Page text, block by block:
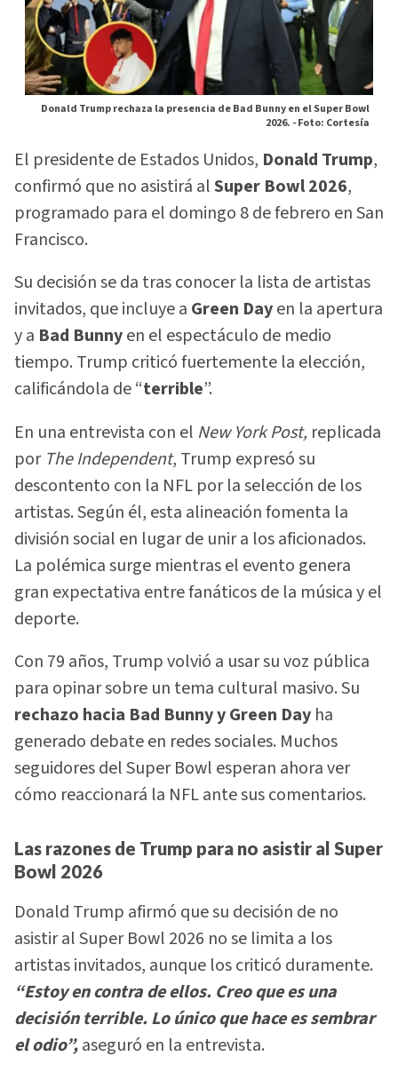
Donald Trump rechaza la presencia de Bad Bunny en el Super Bowl
2026. -Foto: Cortesía
El presidente de Estados Unidos, Donald Trump,
confirmó que no asistirá alSuper Bowl 2026,
programado para el domingo 8 de febrero en San
Francisco.
Su decisión se da tras conocer la lista de artistas
invitados, que incluye a Green Dayen la apertura
y a Bad Bunnyen el espectáculo de medio
tiempo. Trump criticó fuertemente la elección,
calificándola de “terrible”.
En una entrevista con el New York Post, replicada
por The Independent, Trump expresó su
descontento con la NFL por la selección de los
artistas. Según él, esta alineación fomenta la
división social en lugar de unir a los aficionados.
La polémica surge mientras el evento genera
gran expectativa entre fanáticos de la música y el
deporte.
Con 79 años, Trump volvió a usar su voz pública
para opinar sobre un tema cultural masivo. Su
rechazo hacia Bad Bunny y Green Day ha
generado debate en redes sociales. Muchos
seguidores del Super Bowl esperan ahora ver
cómo reaccionará la NFL ante sus comentarios.
Las razones de Trump para no asistir al Super
Bowl 2026
Donald Trump afirmó que su decisión de no
asistir al Super Bowl 2026 no se limita a los
artistas invitados, aunque los criticó duramente.
“Estoy en contra de ellos. Creo que es una
decisión terrible. Lo único que hace es sembrar
el odio”,aseguró en la entrevista.